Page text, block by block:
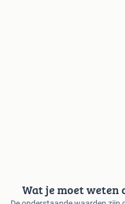
Wat je moet weten